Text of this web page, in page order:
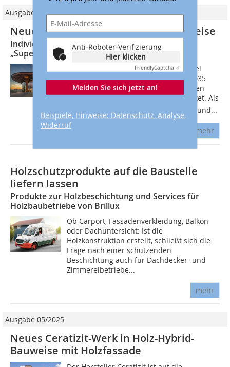
Anti-Roboter-Verifizierung
Hier klicken
FriendlyCaptcha ⇗
Melden Sie sich jetzt an!
Beispiele, Hinweise: Datenschutz, Analyse,
Widerruf
Ausgabe 03/2025
Neues Einkaufszentrum in Holzbauweise
Individueller Holzschutz von Remmers für
„Superhub” in Groningen
In dem neuen, naturnahen Stadtviertel
Meerstad in Groningen werden bis 2035
etwa 5000 Wohneinheiten rund um den
neu angelegten See Woldmeer errichtet. Als
zentral gelegene Einkaufsmöglichkeit und...
mehr
Holzschutzprodukte auf die Baustelle
liefern lassen
Produkte zur Holzbeschichtung und Services für
Holzbaubetriebe von Brillux
Ob Carport, Fassadenverkleidung, Balkon
oder Dachuntersicht: Ist die
Holzkonstruktion erstellt, schließt sich die
Frage nach einer schützenden
Beschichtung auch für Dachdecker- und
Zimmereibetriebe...
mehr
Ausgabe 05/2025
Neues Ceratizit-Werk in Holz-Hybrid-
Bauweise mit Holzfassade